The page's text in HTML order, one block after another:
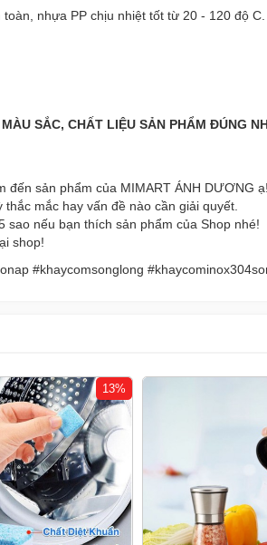
nhựa PP chịu nhiệt tốt từ 20 - 120 độ C.
SẮC, CHẤT LIỆU SẢN PHẨM ĐÚNG
đến sản phẩm của MIMART ÁNH DƯƠNG
mắc hay vấn đề nào cần giải quyết.
sao nếu bạn thích sản phẩm của Shop nhé!
shop!
#khaycomsonglong
13%